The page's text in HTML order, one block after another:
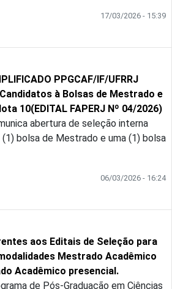
17/03/2026 - 15:39
PPGCAF/IF/UFRRJ
à Bolsas de Mestrado e
10(EDITAL FAPERJ Nº 04/2026)
abertura de seleção interna
bolsa de Mestrado e uma (1) bolsa
06/03/2026 - 16:24
aos Editais de Seleção para
Mestrado Acadêmico
Acadêmico presencial.
de Pós-Graduação em Ciências